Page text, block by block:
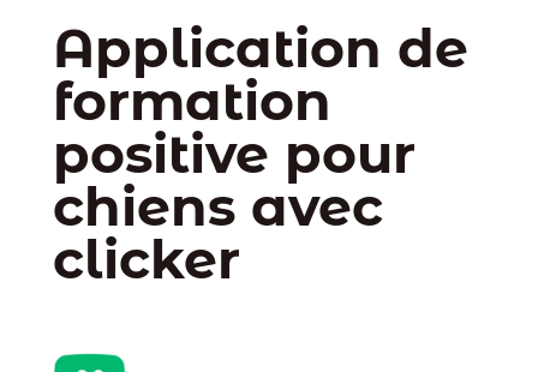
Application de
formation
positive pour
chiens avec
clicker